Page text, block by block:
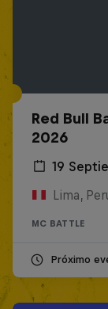
Red Bull
2026
19
Lima,
MC BATTLE
Próximo